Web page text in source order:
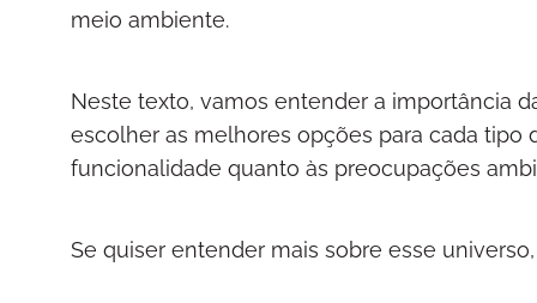
meio ambiente.
Neste texto, vamos entender a importância
escolher as melhores opções para cada
funcionalidade quanto às preocupações
Se quiser entender mais sobre esse